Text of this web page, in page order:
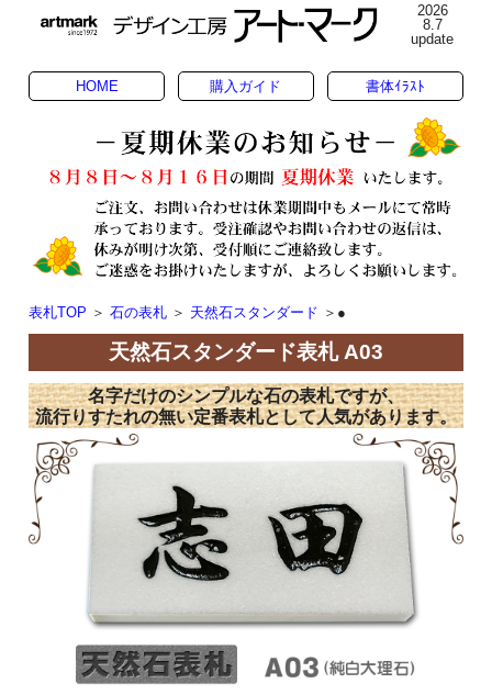
2026
8.7
update
HOME 購入ガイド 書体ｲﾗｽﾄ
表札TOP ＞ 石の表札 ＞ 天然石スタンダード ＞●
天然石スタンダード表札 A03
名字だけのシンプルな石の表札ですが、
流行りすたれの無い定番表札として人気があります。